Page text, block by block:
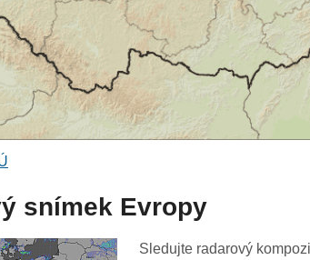
snímek Evropy
Sledujte radarový